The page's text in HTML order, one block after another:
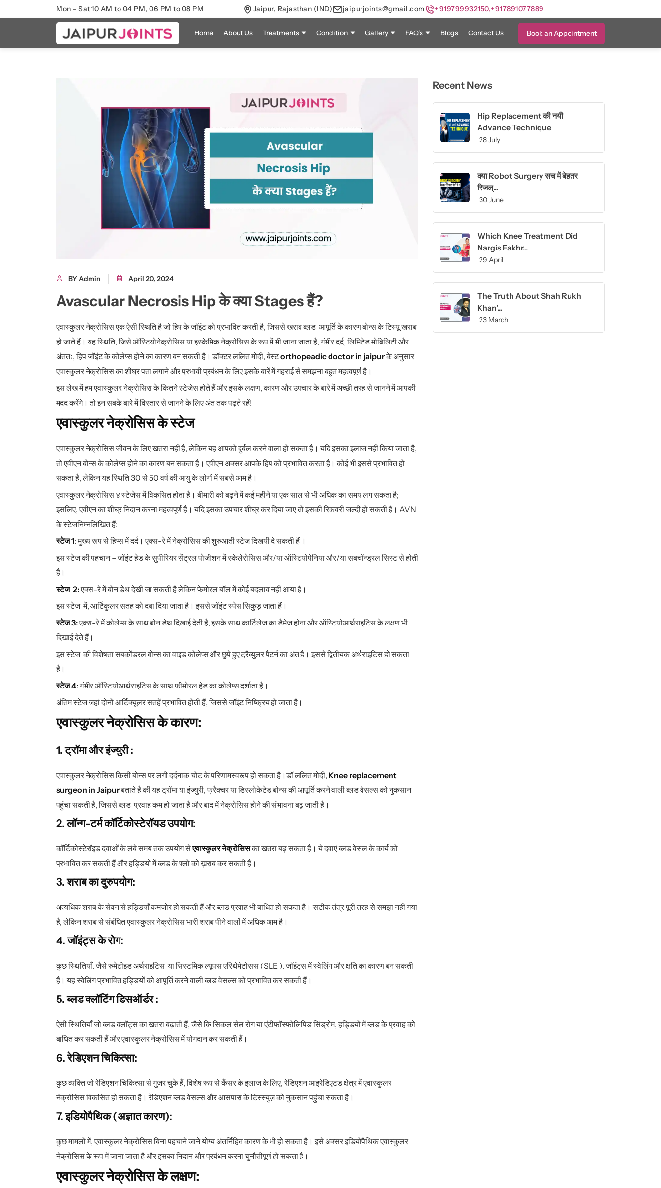
Mon - Sat 10 AM to 04 PM, 06 PM to 08 PM Jaipur, Rajasthan (IND) jaipurjoints@gmail.com +919799932150,+917891077889
Home About Us Treatments Condition Gallery FAQ’s Blogs Contact Us Book an Appointment
BY Admin April 20, 2024
Avascular Necrosis Hip के क्या Stages हैं?
एवास्कुलर नेक्रोसिस एक ऐसी स्थिति है जो हिप के जॉइंट को प्रभावित करती है, जिससे खराब ब्लड आपूर्ति के कारण बोन्स के टिस्यू खराब
हो जाते हैं। यह स्थिति, जिसे ऑस्टियोनेक्रोसिस या इस्केमिक नेक्रोसिस के रूप में भी जाना जाता है, गंभीर दर्द, लिमिटेड मोबिलिटी और
अंततः, हिप जॉइंट के कोलेप्स होने का कारण बन सकती है।डॉक्टर ललित मोदी, बेस्टorthopeadic doctor in jaipurके अनुसार
एवास्कुलर नेक्रोसिस का शीघ्र पता लगाने और प्रभावी प्रबंधन के लिए इसके बारें में गहराई से समझना बहुत महत्वपूर्ण है।
इस लेख में हम एवास्कुलर नेक्रोसिस के कितने स्टेजेस होते हैं और इसके लक्षण, कारण और उपचार के बारे में अच्छी तरह से जानने में आपकी
मदद करेंगे। तो इन सबके बारे में विस्तार से जानने के लिए अंत तक पढ़ते रहें!
एवास्कुलर नेक्रोसिस के स्टेज
एवास्कुलर नेक्रोसिस जीवन के लिए खतरा नहीं है, लेकिन यह आपको दुर्बल करने वाला हो सकता है। यदि इसका इलाज नहीं किया जाता है,
तो एवीएन बोन्स के कोलेप्स होने का कारण बन सकता है। एवीएन अक्सर आपके हिप को प्रभावित करता है। कोई भी इससे प्रभावित हो
सकता है, लेकिन यह स्थिति 30 से 50 वर्ष की आयु के लोगों में सबसे आम है।
एवास्कुलर नेक्रोसिस ४ स्टेजेस में विकसित होता है। बीमारी को बढ़ने में कई महीने या एक साल से भी अधिक का समय लग सकता है;
इसलिए, एवीएन का शीघ्र निदान करना महत्वपूर्ण है। यदि इसका उपचार शीघ्र कर दिया जाए तो इसकी रिकवरी जल्दी हो सकती हैं। AVN
के स्टेजनिम्नलिखित हैं:
स्टेज 1: मुख्य रूप से हिप्स में दर्द। एक्स-रे में नेक्रोसिस की शुरुआती स्टेज दिखयी दे सकती हैं ।
इस स्टेज की पहचान – जॉइंट हेड के सुपीरियर सेंट्रल पोजीशन में स्केलेरोसिस और/या ऑस्टियोपेनिया और/या सबचॉन्ड्रल सिस्ट से होती
है।
स्टेज 2:एक्स-रे में बोन डेथ देखी जा सकती है लेकिन फेमोरल बॉल में कोई बदलाव नहीं आया है।
इस स्टेज में, आर्टिकुलर सतह को दबा दिया जाता है। इससे जॉइंट स्पेस सिकुड़ जाता हैं।
स्टेज 3:एक्स-रे में कोलेप्स के साथ बोन डेथ दिखाई देती है, इसके साथ कार्टिलेज का डैमेज होना और ऑस्टियोआर्थराइटिस के लक्षण भी
दिखाई देते हैं।
इस स्टेज की विशेषता सबकोंडरल बोन्स का वाइड कोलेप्स और छुपे हुए ट्रैब्युलर पैटर्न का अंत है। इससे द्वितीयक अर्थराइटिस हो सकता
है।
स्टेज 4:गंभीर ऑस्टियोआर्थराइटिस के साथ फीमोरल हेड का कोलेप्स दर्शाता है।
अंतिम स्टेज जहां दोनों आर्टिक्यूलर सतहें प्रभावित होती हैं, जिससे जॉइंट निष्क्रिय हो जाता है।
एवास्कुलर नेक्रोसिस के कारण:
1. ट्रॉमा और इंज्युरी :
एवास्कुलर नेक्रोसिस किसी बोन्स पर लगी दर्दनाक चोट के परिणामस्वरूप हो सकता है।डॉ ललित मोदी, Knee replacement
surgeon in Jaipurबताते है की यह ट्रॉमा या इंज्युरी, फ्रैक्चर या डिस्लोकेटेड बोन्स की आपूर्ति करने वाली ब्लड वेसल्स को नुकसान
पहुंचा सकती है, जिससे ब्लड प्रवाह कम हो जाता है और बाद में नेक्रोसिस होने की संभावना बढ़ जाती है।
2. लॉन्ग-टर्म कॉर्टिकोस्टेरॉयड उपयोग:
कॉर्टिकोस्टेरॉइड दवाओं के लंबे समय तक उपयोग सेएवास्कुलर नेक्रोसिसका खतरा बढ़ सकता है। ये दवाएं ब्लड वेसल के कार्य को
प्रभावित कर सकती हैं और हड्डियों में ब्लड के फ्लो को ख़राब कर सकती हैं।
3. शराब का दुरुपयोग:
अत्यधिक शराब के सेवन से हड्डियाँ कमजोर हो सकती हैं और ब्लड प्रवाह भी बाधित हो सकता है। सटीक तंत्र पूरी तरह से समझा नहीं गया
है, लेकिन शराब से संबंधित एवास्कुलर नेक्रोसिस भारी शराब पीने वालों में अधिक आम है।
4. जॉइंट्स के रोग:
कुछ स्थितियाँ, जैसे रुमेटीइड अर्थराइटिस या सिस्टमिक ल्यूपस एरिथेमेटोसस (SLE ), जॉइंट्स में स्वेलिंग और क्षति का कारण बन सकती
हैं। यह स्वेलिंग प्रभावित हड्डियों को आपूर्ति करने वाली ब्लड वेसल्स को प्रभावित कर सकती हैं।
5. ब्लड क्लॉटिंग डिसऑर्डर :
ऐसी स्थितियाँ जो ब्लड क्लॉट्स का खतरा बढ़ाती हैं, जैसे कि सिकल सेल रोग या एंटीफॉस्फोलिपिड सिंड्रोम, हड्डियों में ब्लड के प्रवाह को
बाधित कर सकती हैं और एवास्कुलर नेक्रोसिस में योगदान कर सकती हैं।
6. रेडिएशन चिकित्सा:
कुछ व्यक्ति जो रेडिएशन चिकित्सा से गुजर चुके हैं, विशेष रूप से कैंसर के इलाज के लिए, रेडिएशन आइरेडिएटड क्षेत्र में एवास्कुलर
नेक्रोसिस विकसित हो सकता है। रेडिएशन ब्लड वेसल्स और आसपास के टिस्स्युज़ को नुकसान पहुंचा सकता है।
7. इडियोपैथिक (अज्ञात कारण):
कुछ मामलों में, एवास्कुलर नेक्रोसिस बिना पहचाने जाने योग्य अंतर्निहित कारण के भी हो सकता है। इसे अक्सर इडियोपैथिक एवास्कुलर
नेक्रोसिस के रूप में जाना जाता है और इसका निदान और प्रबंधन करना चुनौतीपूर्ण हो सकता है।
एवास्कुलर नेक्रोसिस के लक्षण:
Recent News
Hip Replacement की नयी
Advance Technique
28 July
क्या Robot Surgery सच में बेहतर
रिजल्...
30 June
Which Knee Treatment Did
Nargis Fakhr...
29 April
The Truth About Shah Rukh
Khan’...
23 March